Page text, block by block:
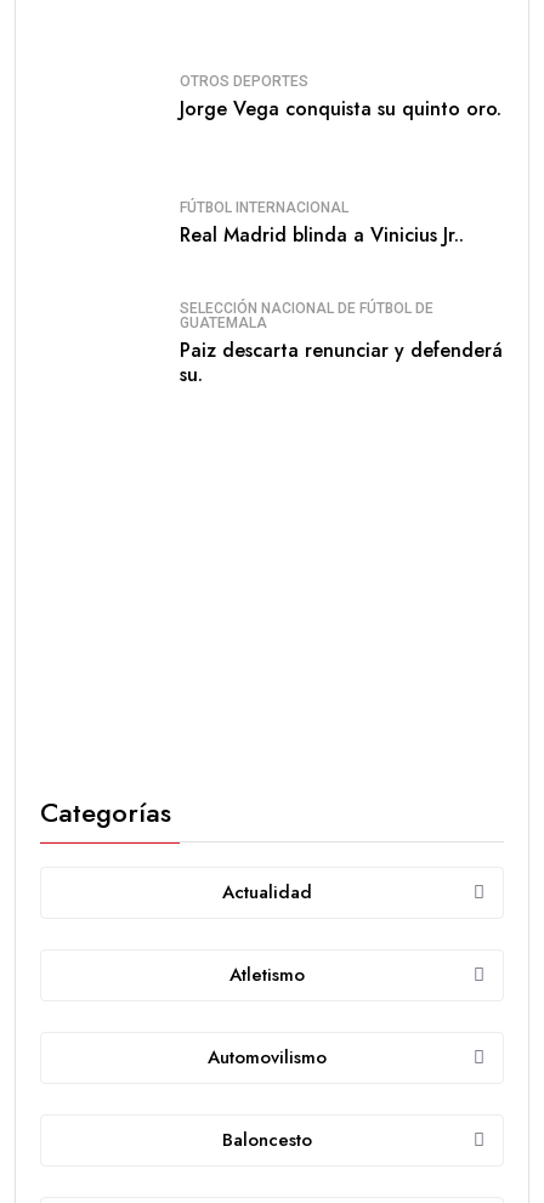
OTROS DEPORTES
Jorge Vega conquista su quinto oro.
FÚTBOL INTERNACIONAL
Real Madrid blinda a Vinicius Jr..
SELECCIÓN NACIONAL DE FÚTBOL DE
GUATEMALA
Paiz descarta renunciar y defenderá
su.
Categorías
Actualidad
Atletismo
Automovilismo
Baloncesto